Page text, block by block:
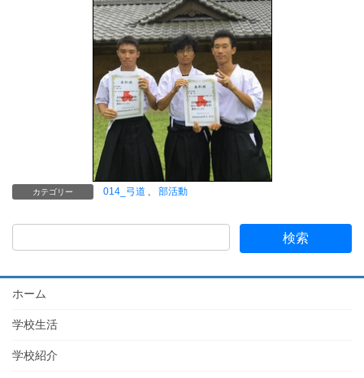
カテゴリー 014_弓道 、 部活動
ホーム
学校生活
学校紹介